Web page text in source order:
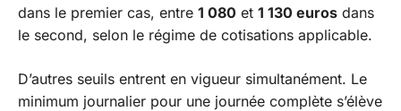
dans le premier cas, entre 1 080 et 1 130 euros dans
le second, selon le régime de cotisations applicable.
D’autres seuils entrent en vigueur simultanément. Le
minimum journalier pour une journée complète s’élève